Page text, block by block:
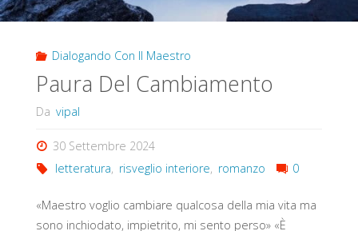
Mentali:
Dialogando Con Il Maestro
Paura Del Cambiamento
Da vipal
30 Settembre 2024
letteratura, risveglio interiore, romanzo 0
«Maestro voglio cambiare qualcosa della mia vita ma
sono inchiodato, impietrito, mi sento perso» «È